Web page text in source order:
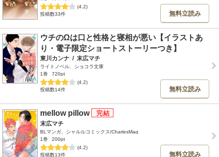
(4.2)
投稿数33件
無料立読み
ウチのΩは口と性格と寝相が悪い【イラストあ
り・電子限定ショートストーリーつき】
東川カンナ / 末広マチ
ライトノベル、ショコラ文庫
1巻
720pt
(4.2)
投稿数14件
無料立読み
mellow pillow
末広マチ
BLマンガ、シャルルコミックス/CharlesMag
1巻
200pt
(4.2)
投稿数13件
無料立読み